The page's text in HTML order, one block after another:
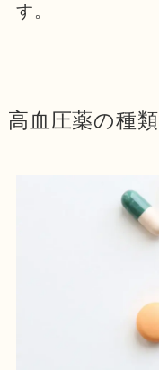
す。
高血圧薬の種